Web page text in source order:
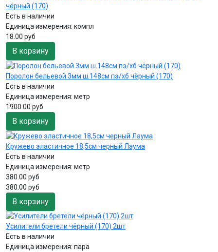
чёрный (170)
Есть в наличии
Единица измерения: компл
18.00 руб
В корзину
Поролон бельевой 3мм ш.148см пэ/хб чёрный (170)
Есть в наличии
Единица измерения: метр
1900.00 руб
В корзину
Кружево эластичное 18,5см черный Лаума
Есть в наличии
Единица измерения: метр
380.00 руб
380.00 руб
В корзину
Усилители бретели чёрный (170) 2шт
Есть в наличии
Единица измерения: пара